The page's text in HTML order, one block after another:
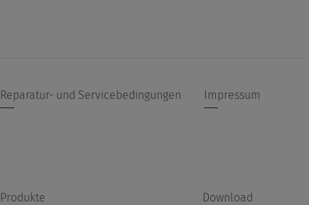
Reparatur- und Servicebedingungen Impressum
Produkte
Download